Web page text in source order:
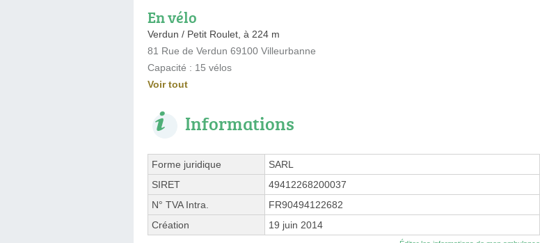
En vélo
Verdun / Petit Roulet, à 224 m
81 Rue de Verdun 69100 Villeurbanne
Capacité : 15 vélos
Voir tout
Informations
Forme juridique
SARL
SIRET
49412268200037
N° TVA Intra.
FR90494122682
Création
19 juin 2014